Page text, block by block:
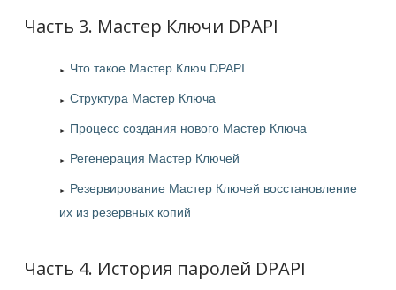
Часть 3. Мастер Ключи DPAPI
Что такое Мастер Ключ DPAPI
Структура Мастер Ключа
Процесс создания нового Мастер Ключа
Регенерация Мастер Ключей
Резервирование Мастер Ключей восстановление
их из резервных копий
Часть 4. История паролей DPAPI